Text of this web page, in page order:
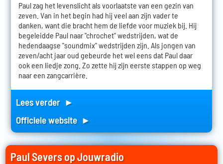
Paul zag het levenslicht als voorlaatste van een gezin van
zeven. Van in het begin had hij veel aan zijn vader te
danken, want die bracht hem de liefde voor muziek bij. Hij
begeleidde Paul naar "chrochet" wedstrijden, wat de
hedendaagse "soundmix" wedstrijden zijn. Als jongen van
zeven/acht jaar oud gebeurde het wel eens dat Paul daar
ook een liedje zong. Zo zette hij zijn eerste stappen op weg
naar een zangcarrière.
Lees verder ►
Officiele website ►
Paul Severs op Jouwradio